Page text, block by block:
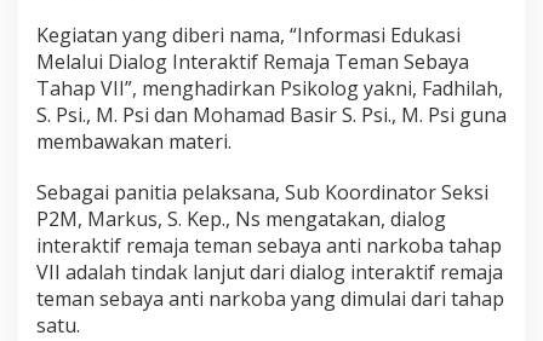
y
a
T
a
h
a
V
I
I
Kegiatan yang diberi nama, “Informasi Edukasi
Melalui Dialog Interaktif Remaja Teman Sebaya
Tahap VII”, menghadirkan Psikolog yakni, Fadhilah,
S. Psi., M. Psi dan Mohamad Basir S. Psi., M. Psi guna
membawakan materi.
Sebagai panitia pelaksana, Sub Koordinator Seksi
P2M, Markus, S. Kep., Ns mengatakan, dialog
interaktif remaja teman sebaya anti narkoba tahap
VII adalah tindak lanjut dari dialog interaktif remaja
teman sebaya anti narkoba yang dimulai dari tahap
satu.